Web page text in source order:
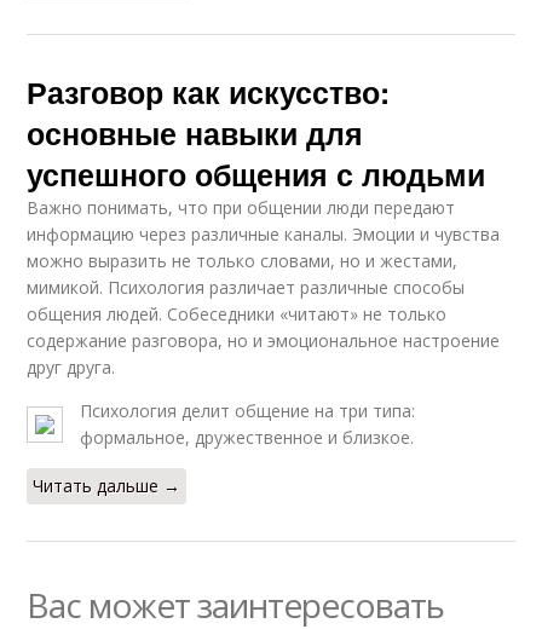
Разговор как искусство:
основные навыки для
успешного общения с людьми
Важно понимать, что при общении люди передают
информацию через различные каналы. Эмоции и чувства
можно выразить не только словами, но и жестами,
мимикой. Психология различает различные способы
общения людей. Собеседники «читают» не только
содержание разговора, но и эмоциональное настроение
друг друга.
Психология делит общение на три типа:
формальное, дружественное и близкое.
Читать дальше →
Вас может заинтересовать